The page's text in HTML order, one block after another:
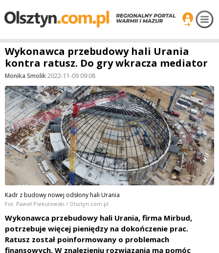
Wykonawca przebudowy hali Urania
kontra ratusz. Do gry wkracza mediator
Monika Smolik·2022-11-09 09:08
Kadr z budowy nowej odsłony hali Urania
Fot. Paweł Piekutowski / Olsztyn.com.pl
Wykonawca przebudowy hali Urania, firma Mirbud,
potrzebuje więcej pieniędzy na dokończenie prac.
Ratusz został poinformowany o problemach
finansowych. W znalezieniu rozwiązania ma pomóc